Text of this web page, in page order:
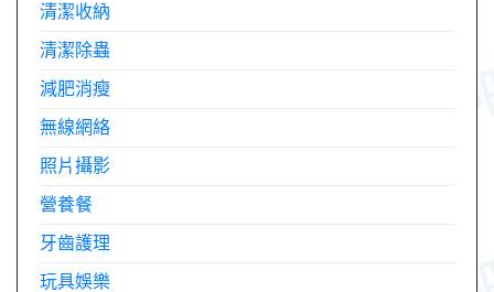
清潔收納
清潔除蟲
減肥消瘦
無線網絡
照片攝影
營養餐
牙齒護理
玩具娛樂